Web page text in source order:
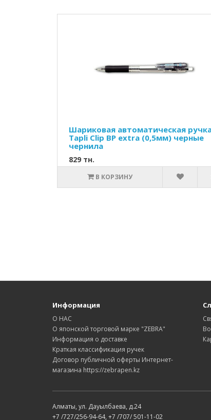
Шариковая автоматическая
Tapli Clip BP extra (0,5мм) черные
чернила
829 тн.
В КОРЗИНУ
Информация
О НАС
О японской торговой марке "ZEBRA"
Информация о доставке
Краткая классификация ручек
Договор публичной оферты Интернет-
магазина https://zebrapen.kz
Алматы, ул. Дауылбаева, д.24
+7 /727/256-94-64, +7 /707/ 501-11-02